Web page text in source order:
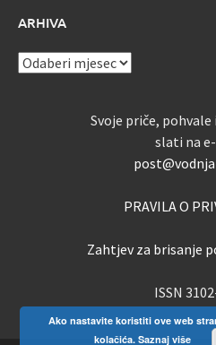
ARHIVA
ARHIVA
Svoje priče,
slati na
PRAVILA O
Zahtjev za brisanje
ISSN
Ako nastavite koristiti ove web
kolačića. Saznaj više